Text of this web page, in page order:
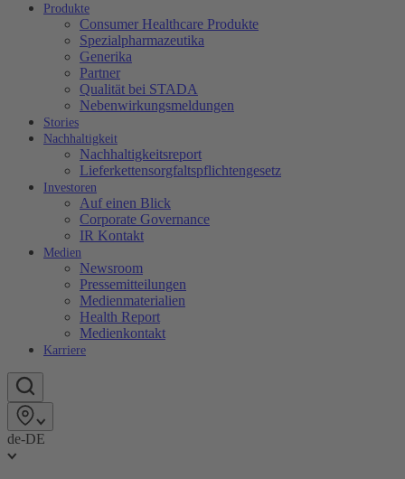
Produkte
Consumer Healthcare Produkte
Spezialpharmazeutika
Generika
Partner
Qualität bei STADA
Nebenwirkungsmeldungen
Stories
Nachhaltigkeit
Nachhaltigkeitsreport
Lieferkettensorgfaltspflichtengesetz
Investoren
Auf einen Blick
Corporate Governance
IR Kontakt
Medien
Newsroom
Pressemitteilungen
Medienmaterialien
Health Report
Medienkontakt
Karriere
de-DE